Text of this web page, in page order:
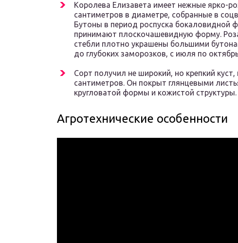
Королева Елизавета имеет нежные ярко-
сантиметров в диаметре, собранные в
Бутоны в период роспуска бокаловидной
принимают плоскочашевидную форму.
стебли плотно украшены большими
до глубоких заморозков, с июля по
Сорт получил не широкий, но крепкий
сантиметров. Он покрыт глянцевыми
кругловатой формы и кожистой структуры.
Агротехнические особенности